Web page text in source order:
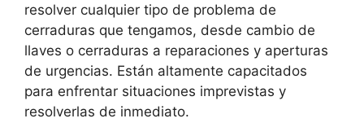
resolver cualquier tipo de problema de
cerraduras que tengamos, desde cambio de
llaves o cerraduras a reparaciones y aperturas
de urgencias. Están altamente capacitados
para enfrentar situaciones imprevistas y
resolverlas de inmediato.